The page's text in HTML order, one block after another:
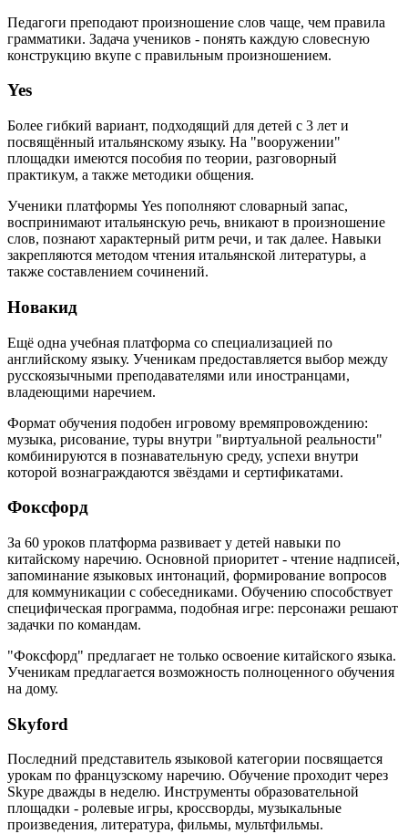
Педагоги преподают произношение слов чаще, чем правила
грамматики. Задача учеников - понять каждую словесную
конструкцию вкупе с правильным произношением.
Yes
Более гибкий вариант, подходящий для детей с 3 лет и
посвящённый итальянскому языку. На "вооружении"
площадки имеются пособия по теории, разговорный
практикум, а также методики общения.
Ученики платформы Yes пополняют словарный запас,
воспринимают итальянскую речь, вникают в произношение
слов, познают характерный ритм речи, и так далее. Навыки
закрепляются методом чтения итальянской литературы, а
также составлением сочинений.
Новакид
Ещё одна учебная платформа со специализацией по
английскому языку. Ученикам предоставляется выбор между
русскоязычными преподавателями или иностранцами,
владеющими наречием.
Формат обучения подобен игровому времяпровождению:
музыка, рисование, туры внутри "виртуальной реальности"
комбинируются в познавательную среду, успехи внутри
которой вознаграждаются звёздами и сертификатами.
Фоксфорд
За 60 уроков платформа развивает у детей навыки по
китайскому наречию. Основной приоритет - чтение надписей,
запоминание языковых интонаций, формирование вопросов
для коммуникации с собеседниками. Обучению способствует
специфическая программа, подобная игре: персонажи решают
задачки по командам.
"Фоксфорд" предлагает не только освоение китайского языка.
Ученикам предлагается возможность полноценного обучения
на дому.
Skyford
Последний представитель языковой категории посвящается
урокам по французскому наречию. Обучение проходит через
Skype дважды в неделю. Инструменты образовательной
площадки - ролевые игры, кроссворды, музыкальные
произведения, литература, фильмы, мультфильмы.